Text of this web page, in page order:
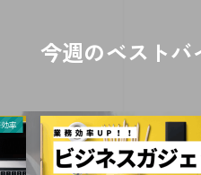
今週のベストバ
率